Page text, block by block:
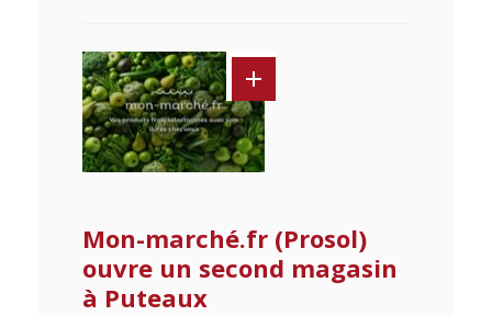
Mon-marché.fr (Prosol)
ouvre un second magasin
à Puteaux